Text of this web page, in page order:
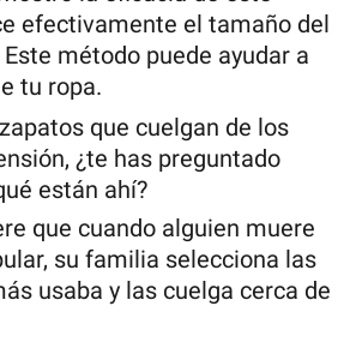
efectivamente el tamaño del
método puede ayudar a
tu ropa.
que cuelgan de los
¿te has preguntado
están ahí?
que cuando alguien muere
su familia selecciona las
usaba y las cuelga cerca de